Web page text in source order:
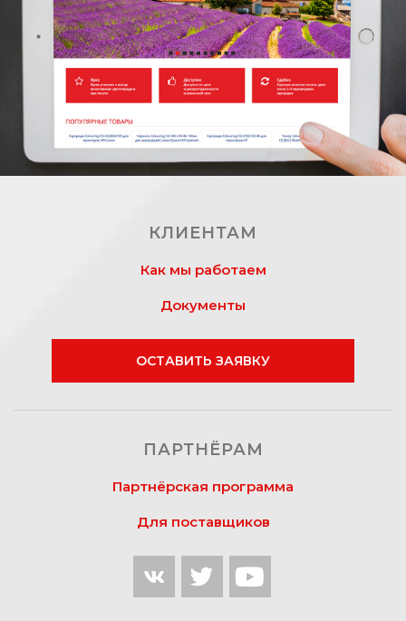
КЛИЕНТАМ
Как мы работаем
Документы
ОСТАВИТЬ ЗАЯВКУ
ПАРТНЁРАМ
Партнёрская программа
Для поставщиков